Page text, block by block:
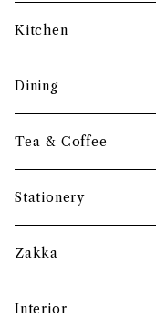
Kitchen
調理道具
保存容器・水筒
まな板
土鍋・お鍋まわり
Dining
皿・プレート
小鉢・器
グラス・タンブラー
酒器
Tea & Coffee
コーヒーアイテム
ポット
カップ・ソーサー・マグ
Stationery
ペーパーウェイト
ペントレー
Zakka
和ろうそく
Interior